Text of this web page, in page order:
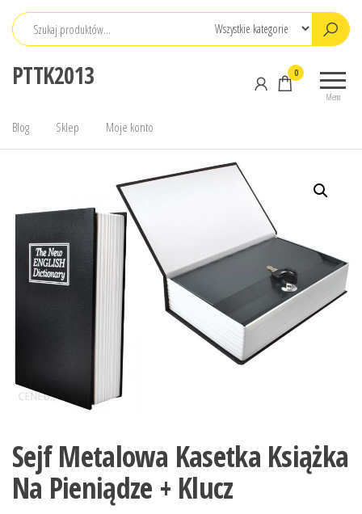
Przejdź
PTTK2013
Menu
0
Blog Sklep Moje konto
Sejf Metalowa Kasetka Książka
Na Pieniądze + Klucz